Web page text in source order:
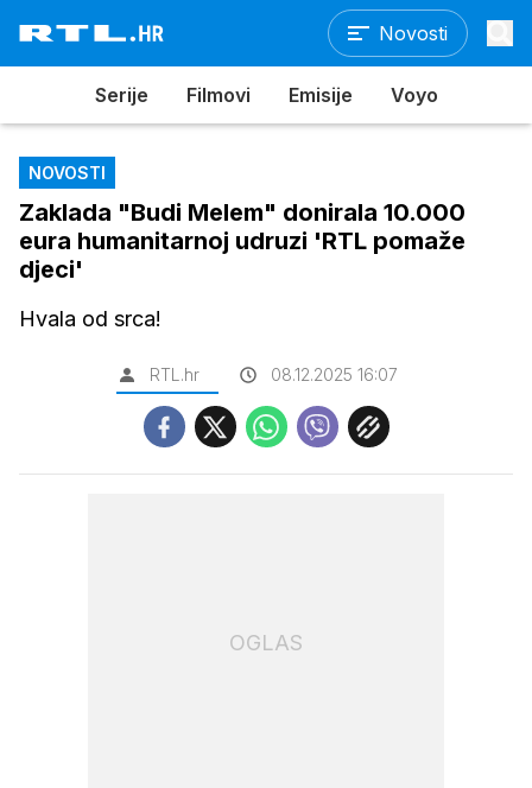
Novosti
Serije Filmovi Emisije Voyo
NOVOSTI
Zaklada "Budi Melem" donirala 10.000
eura humanitarnoj udruzi 'RTL pomaže
djeci'
Hvala od srca!
RTL.hr 08.12.2025 16:07
OGLAS